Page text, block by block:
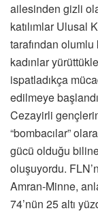
ailesinden gizli
katılımlar Ulusal
tarafından olumlu
kadınlar
ispatladıkça
edilmeye
Cezayirli
“bombacılar”
gücü olduğu
oluşuyordu.
Amran-Minne,
74’nün 25 altı